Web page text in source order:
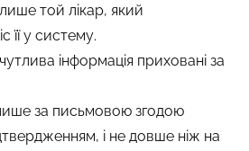
той лікар, який
її у систему.
інформація приховані за
за письмовою згодою
і не довше ніж на